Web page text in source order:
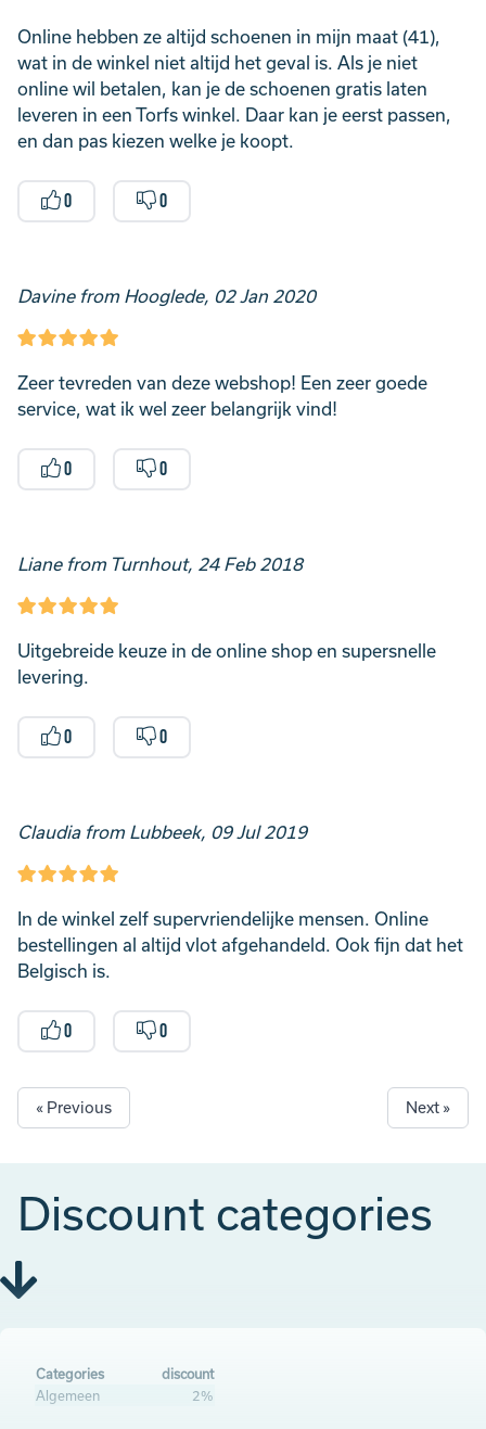
Online hebben ze altijd schoenen in mijn maat (41),
wat in de winkel niet altijd het geval is. Als je niet
online wil betalen, kan je de schoenen gratis laten
leveren in een Torfs winkel. Daar kan je eerst passen,
en dan pas kiezen welke je koopt.
0 0
Davine from Hooglede, 02 Jan 2020
Zeer tevreden van deze webshop! Een zeer goede
service, wat ik wel zeer belangrijk vind!
0 0
Liane from Turnhout, 24 Feb 2018
Uitgebreide keuze in de online shop en supersnelle
levering.
0 0
Claudia from Lubbeek, 09 Jul 2019
In de winkel zelf supervriendelijke mensen. Online
bestellingen al altijd vlot afgehandeld. Ook fijn dat het
Belgisch is.
0 0
« Previous Next »
Discount categories
Categories
discount
Algemeen
2%